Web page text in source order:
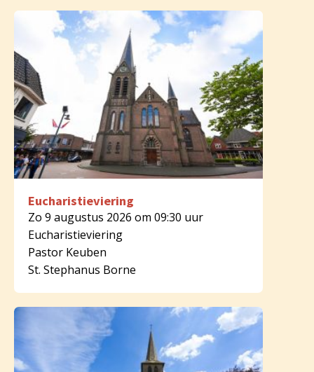
Eucharistieviering
Zo 9 augustus 2026 om 09:30 uur
Eucharistieviering
Pastor Keuben
St. Stephanus Borne